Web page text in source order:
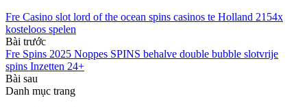
Fre Casino slot lord of the ocean spins casinos te Holland 2154x
kosteloos spelen
Bài trước
Fre Spins 2025 Noppes SPINS behalve double bubble slotvrije
spins Inzetten 24+
Bài sau
Danh mục trang